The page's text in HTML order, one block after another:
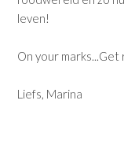
leven!
On your marks...Get
Liefs, Marina